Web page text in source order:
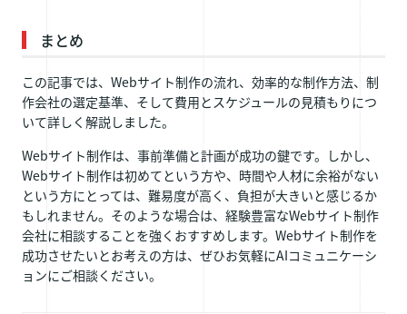
まとめ
この記事では、Webサイト制作の流れ、効率的な制作方法、制
作会社の選定基準、そして費用とスケジュールの見積もりにつ
いて詳しく解説しました。
Webサイト制作は、事前準備と計画が成功の鍵です。しかし、
Webサイト制作は初めてという方や、時間や人材に余裕がない
という方にとっては、難易度が高く、負担が大きいと感じるか
もしれません。そのような場合は、経験豊富なWebサイト制作
会社に相談することを強くおすすめします。Webサイト制作を
成功させたいとお考えの方は、ぜひお気軽にAIコミュニケーシ
ョンにご相談ください。